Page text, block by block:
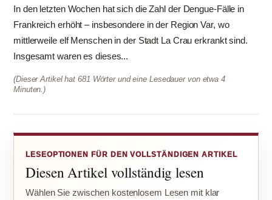
In den letzten Wochen hat sich die Zahl der Dengue-Fälle in
Frankreich erhöht – insbesondere in der Region Var, wo
mittlerweile elf Menschen in der Stadt La Crau erkrankt sind.
Insgesamt waren es dieses...
(Dieser Artikel hat 681 Wörter und eine Lesedauer von etwa 4
Minuten.)
LESEOPTIONEN FÜR DEN VOLLSTÄNDIGEN ARTIKEL
Diesen Artikel vollständig lesen
Wählen Sie zwischen kostenlosem Lesen mit klar